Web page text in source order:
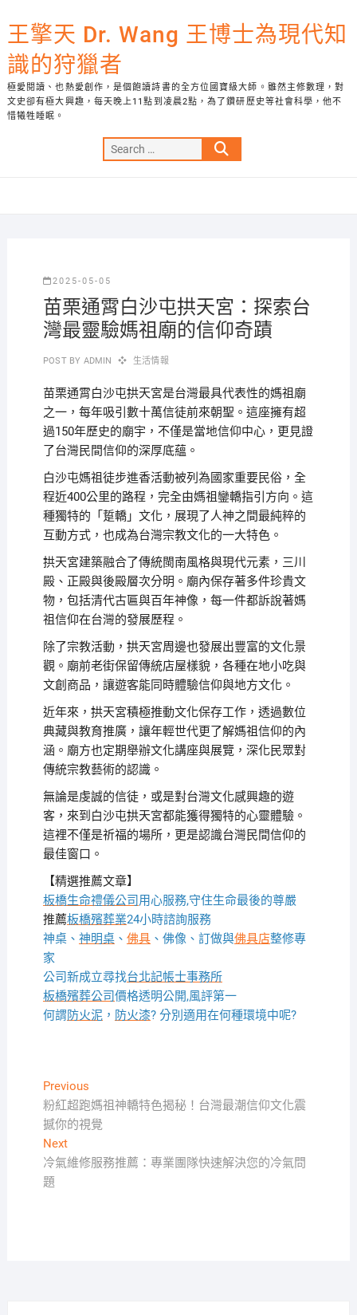
to
content
王擎天 Dr. Wang 王博士為現代知
識的狩獵者
極愛閱讀、也熱愛創作，是個飽讀詩書的全方位國寶級大師。雖然主修數理，對
文史卻有極大興趣，每天晚上11點到凌晨2點，為了鑽研歷史等社會科學，他不
惜犧牲睡眠。
Search
…
2025-05-05
苗栗通霄白沙屯拱天宮：探索台
灣最靈驗媽祖廟的信仰奇蹟
POST BY ADMIN 生活情報
苗栗通霄白沙屯拱天宮是台灣最具代表性的媽祖廟
之一，每年吸引數十萬信徒前來朝聖。這座擁有超
過150年歷史的廟宇，不僅是當地信仰中心，更見證
了台灣民間信仰的深厚底蘊。
白沙屯媽祖徒步進香活動被列為國家重要民俗，全
程近400公里的路程，完全由媽祖鑾轎指引方向。這
種獨特的「踅轎」文化，展現了人神之間最純粹的
互動方式，也成為台灣宗教文化的一大特色。
拱天宮建築融合了傳統閩南風格與現代元素，三川
殿、正殿與後殿層次分明。廟內保存著多件珍貴文
物，包括清代古匾與百年神像，每一件都訴說著媽
祖信仰在台灣的發展歷程。
除了宗教活動，拱天宮周邊也發展出豐富的文化景
觀。廟前老街保留傳統店屋樣貌，各種在地小吃與
文創商品，讓遊客能同時體驗信仰與地方文化。
近年來，拱天宮積極推動文化保存工作，透過數位
典藏與教育推廣，讓年輕世代更了解媽祖信仰的內
涵。廟方也定期舉辦文化講座與展覽，深化民眾對
傳統宗教藝術的認識。
無論是虔誠的信徒，或是對台灣文化感興趣的遊
客，來到白沙屯拱天宮都能獲得獨特的心靈體驗。
這裡不僅是祈福的場所，更是認識台灣民間信仰的
最佳窗口。
【精選推薦文章】
板橋生命禮儀公司用心服務,守住生命最後的尊嚴
推薦板橋殯葬業24小時諮詢服務
神桌、 神明桌、 佛具、佛像、訂做與佛具店整修專
家
公司新成立尋找台北記帳士事務所
板橋殯葬公司價格透明公開,風評第一
何謂防火泥， 防火漆? 分別適用在何種環境中呢?
文
章
導
覽
PreviousPrevious
post:
粉紅超跑媽祖神轎特色揭秘！台灣最潮信仰文化震
撼你的視覺
NextNext
post:
冷氣維修服務推薦：專業團隊快速解決您的冷氣問
題